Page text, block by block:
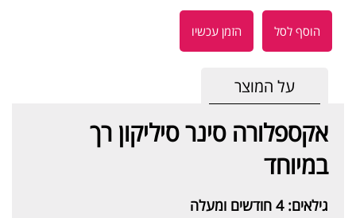
הוסף לסל הזמן עכשיו
על המוצר
אקספלורה סינר סיליקון רך
במיוחד
גילאים: 4 חודשים ומעלה